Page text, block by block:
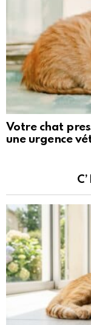
Votre chat
une urgence